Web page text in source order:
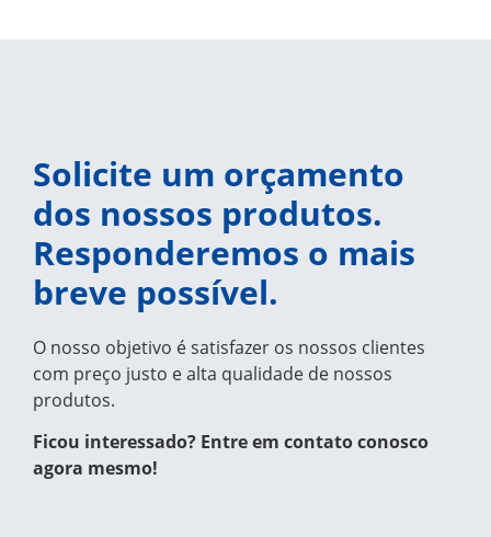
Solicite um orçamento
dos nossos produtos.
Responderemos o mais
breve possível.
O nosso objetivo é satisfazer os nossos clientes
com preço justo e alta qualidade de nossos
produtos.
Ficou interessado? Entre em contato conosco
agora mesmo!